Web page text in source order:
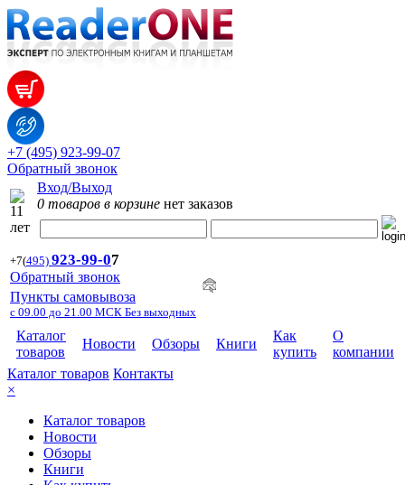
+7 (495) 923-99-07
Обратный звонок
Вход/Выход
0 товаров в корзине нет заказов
+7(495) 923-99-07
Обратный звонок
Пункты самовывоза
с 09.00 до 21.00 МСК Без выходных
Каталог
товаров
Новости Обзоры Книги
Как
купить
О
компании
Каталог товаров Контакты
×
Каталог товаров
Новости
Обзоры
Книги